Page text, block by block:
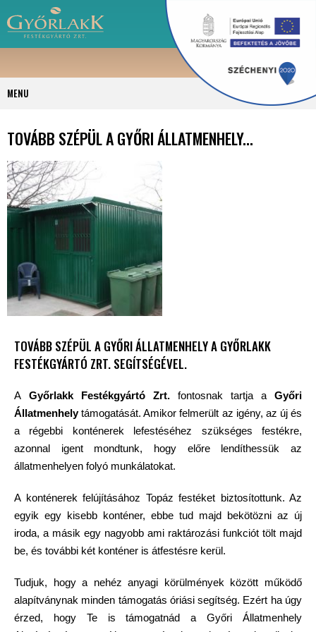
MENU
TOVÁBB SZÉPÜL A GYŐRI ÁLLATMENHELY...
TOVÁBB SZÉPÜL A GYŐRI ÁLLATMENHELY A GYŐRLAKK
FESTÉKGYÁRTÓ ZRT. SEGÍTSÉGÉVEL.
A Győrlakk Festékgyártó Zrt. fontosnak tartja a Győri
Állatmenhelytámogatását. Amikor felmerült az igény, az új és
a régebbi konténerek lefestéséhez szükséges festékre,
azonnal igent mondtunk, hogy előre lendíthessük az
állatmenhelyen folyó munkálatokat.
A konténerek felújításához Topáz festéket biztosítottunk. Az
egyik egy kisebb konténer, ebbe tud majd bekötözni az új
iroda, a másik egy nagyobb ami raktározási funkciót tölt majd
be, és további két konténer is átfestésre kerül.
Tudjuk, hogy a nehéz anyagi körülmények között működő
alapítványnak minden támogatás óriási segítség. Ezért ha úgy
érzed, hogy Te is támogatnád a Győri Állatmenhely